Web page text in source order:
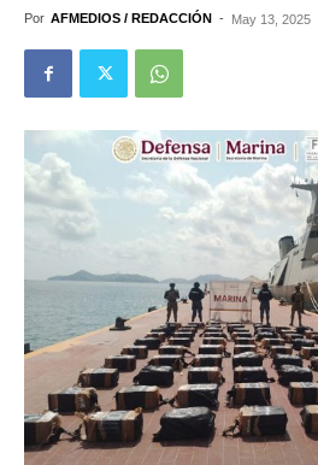
Por AFMEDIOS / REDACCIÓN - May 13, 2025